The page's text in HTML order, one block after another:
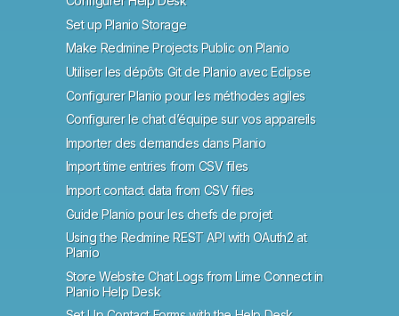
Set up Planio Storage
Make Redmine Projects Public on Planio
Utiliser les dépôts Git de Planio avec Eclipse
Configurer Planio pour les méthodes agiles
Configurer le chat d’équipe sur vos appareils
Importer des demandes dans Planio
Import time entries from CSV files
Import contact data from CSV files
Guide Planio pour les chefs de projet
Using the Redmine REST API with OAuth2 at
Planio
Store Website Chat Logs from Lime Connect in
Planio Help Desk